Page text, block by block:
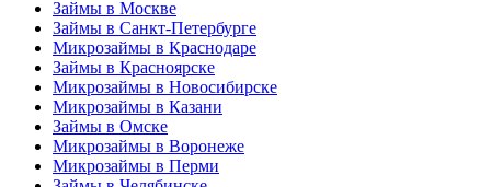
Займы в Москве
Займы в Санкт-Петербурге
Микрозаймы в Краснодаре
Займы в Красноярске
Микрозаймы в Новосибирске
Микрозаймы в Казани
Займы в Омске
Микрозаймы в Воронеже
Микрозаймы в Перми